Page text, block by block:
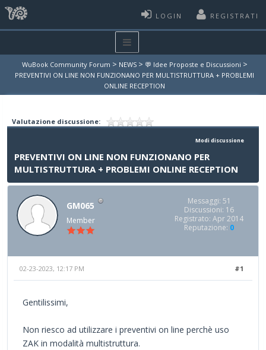
LOGIN REGISTRATI
WuBook Community Forum > NEWS > 💬 Idee Proposte e Discussioni >
PREVENTIVI ON LINE NON FUNZIONANO PER MULTISTRUTTURA + PROBLEMI
ONLINE RECEPTION
Valutazione discussione:
Modi discussione
PREVENTIVI ON LINE NON FUNZIONANO PER
MULTISTRUTTURA + PROBLEMI ONLINE RECEPTION
GM065
Member
Messaggi: 51
Discussioni: 16
Registrato: Apr 2014
Reputazione: 0
#1
02-23-2023, 12:17 PM
Gentilissimi,
Non riesco ad utilizzare i preventivi on line perchè uso
ZAK in modalità multistruttura.